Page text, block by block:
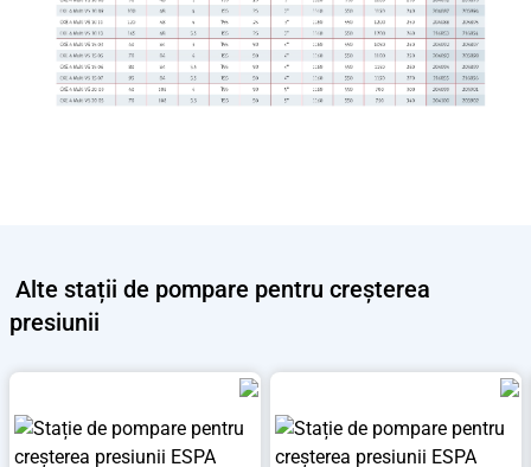
Alte stații de pompare pentru creșterea
presiunii